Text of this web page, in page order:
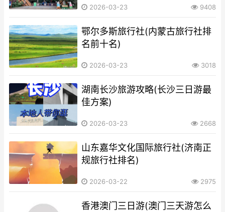
2026-03-23 9408
鄂尔多斯旅行社(内蒙古旅行社排
名前十名)
2026-03-23 3018
湖南长沙旅游攻略(长沙三日游最
佳方案)
2026-03-23 2668
山东嘉华文化国际旅行社(济南正
规旅行社排名)
2026-03-22 2975
香港澳门三日游(澳门三天游怎么